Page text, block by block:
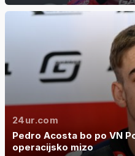
24ur.com
Pedro Acosta bo po VN
operacijsko mizo